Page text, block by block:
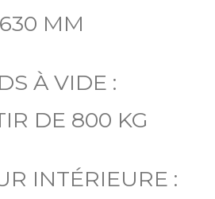
MM
À VIDE :
DE 800 KG
INTÉRIEURE :